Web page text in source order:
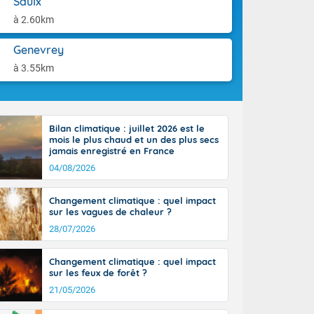
à 2.60km
Genevrey
à 3.55km
moins
25 à 30
35 degrés
jusque
la Corse.
Pyrénées,
marge de
de la
En soirée,
sur
22 à 24,
sur le
hors côtes
38 ou 39
Bilan climatique : juillet 2026 est le
mois le plus chaud et un des plus secs
jamais enregistré en France
04/08/2026
Changement climatique : quel impact
sur les vagues de chaleur ?
28/07/2026
Changement climatique : quel impact
sur les feux de forêt ?
21/05/2026